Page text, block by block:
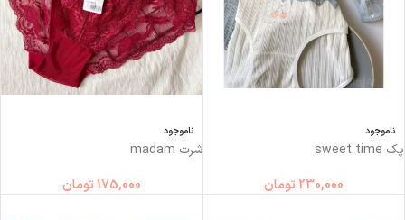
ناموجود
پک sweet time
230,000 تومان
ناموجود
شرت madam
175,000 تومان